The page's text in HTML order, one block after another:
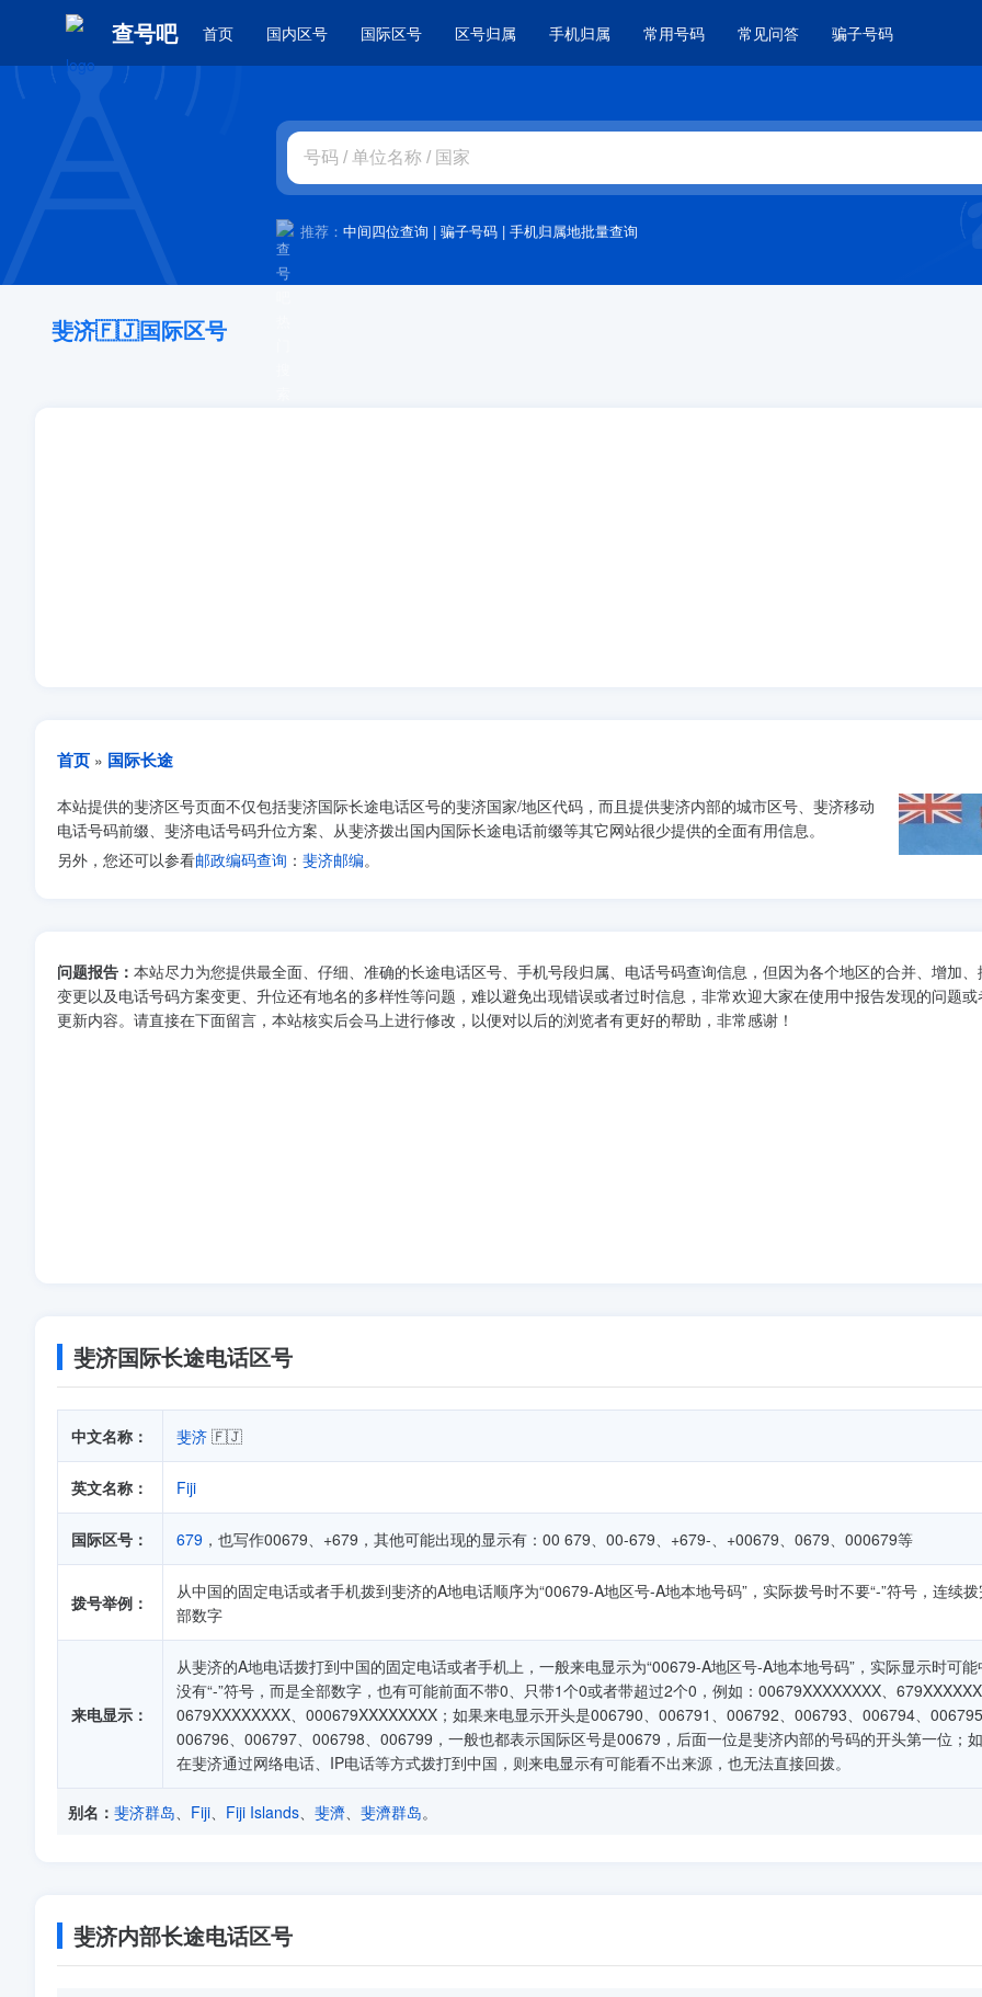
查号吧 首页 国内区号 国际区号 区号归属 手机归属 常用号码 常见问答 骗子号码
推荐： 中间四位查询 | 骗子号码 | 手机归属地批量查询
斐济🇫🇯国际区号
首页 » 国际长途
本站提供的斐济区号页面不仅包括斐济国际长途电话区号的斐济国家/地区代码，而且提供斐济内部的城市区号、斐济移动
电话号码前缀、斐济电话号码升位方案、从斐济拨出国内国际长途电话前缀等其它网站很少提供的全面有用信息。
另外，您还可以参看邮政编码查询 ： 斐济邮编。
问题报告： 本站尽力为您提供最全面、仔细、准确的长途电话区号、手机号段归属、电话号码查询信息，但因为各个地区的合并、增加
变更以及电话号码方案变更、升位还有地名的多样性等问题，难以避免出现错误或者过时信息，非常欢迎大家在使用中报告发现的问题
更新内容。请直接在下面留言，本站核实后会马上进行修改，以便对以后的浏览者有更好的帮助，非常感谢！
斐济国际长途电话区号
中文名称： 斐济 🇫🇯
英文名称： Fiji
国际区号： 679 ，也写作00679、+679，其他可能出现的显示有：00 679、00-679、+679-、+00679、0679、000679等
拨号举例：
从中国的固定电话或者手机拨到斐济的A地电话顺序为“00679-A地区号-A地本地号码”，实际拨号时不要“-”符号，连续
部数字
来电显示：
从斐济的A地电话拨打到中国的固定电话或者手机上，一般来电显示为“00679-A地区号-A地本地号码”，实际显示时可能
没有“-”符号，而是全部数字，也有可能前面不带0、只带1个0或者带超过2个0，例如：00679XXXXXXXX、
0679XXXXXXXX、000679XXXXXXXX；如果来电显示开头是006790、006791、006792、006793、006794、
006796、006797、006798、006799，一般也都表示国际区号是00679，后面一位是斐济内部的号码的开头第一位；
在斐济通过网络电话、IP电话等方式拨打到中国，则来电显示有可能看不出来源，也无法直接回拨。
别名： 斐济群岛、 Fiji、 Fiji Islands、 斐濟、 斐濟群岛。
斐济内部长途电话区号